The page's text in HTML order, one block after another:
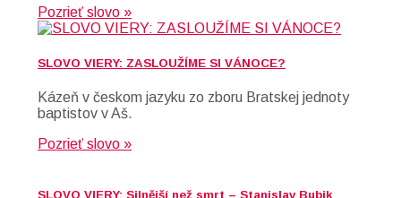
Pozrieť slovo »
SLOVO VIERY: ZASLOUŽÍME SI VÁNOCE?
Kázeň v českom jazyku zo zboru Bratskej jednoty
baptistov v Aš.
Pozrieť slovo »
SLOVO VIERY: Silnější než smrt – Stanislav Bubik